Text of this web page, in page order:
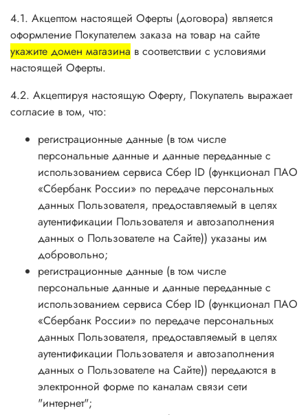
4.1. Акцептом настоящей Оферты (договора) является
оформление Покупателем заказа на товар на сайте
укажите домен магазина в соответствии с условиями
настоящей Оферты.
4.2. Акцептируя настоящую Оферту, Покупатель выражает
согласие в том, что:
регистрационные данные (в том числе
персональные данные и данные переданные с
использованием сервиса Сбер ID (функционал ПАО
«Сбербанк России» по передаче персональных
данных Пользователя, предоставляемый в целях
аутентификации Пользователя и автозаполнения
данных о Пользователе на Сайте)) указаны им
добровольно;
регистрационные данные (в том числе
персональные данные и данные переданные с
использованием сервиса Сбер ID (функционал ПАО
«Сбербанк России» по передаче персональных
данных Пользователя, предоставляемый в целях
аутентификации Пользователя и автозаполнения
данных о Пользователе на Сайте)) передаются в
электронной форме по каналам связи сети
"интернет";